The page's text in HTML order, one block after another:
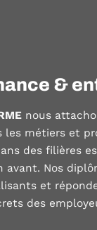
&
nous
les métiers et
des filières
avant. Nos
et
des